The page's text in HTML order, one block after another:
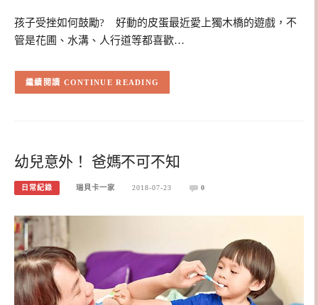
孩子受挫如何鼓勵? 好動的皮蛋最近愛上獨木橋的遊戲，不
管是花圃、水溝、人行道等都喜歡…
CONTINUE READING
幼兒意外！ 爸媽不可不知
日常紀錄 瑞貝卡一家 2018-07-23 0